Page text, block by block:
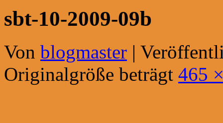
sbt-10-2009-09b
Von blogmaster |
Originalgröße beträgt 465